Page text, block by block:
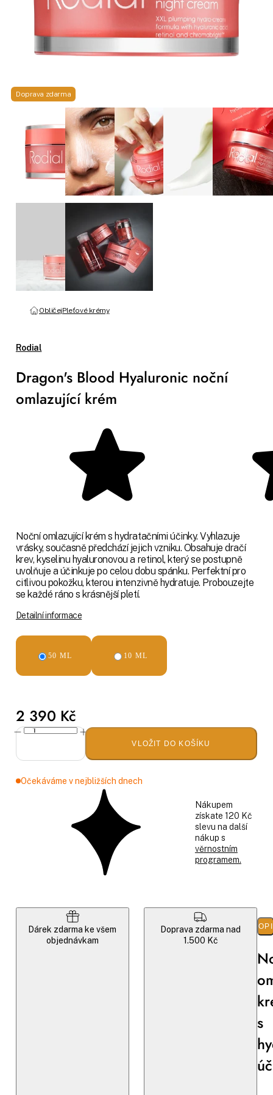
ObličejPleťové krémy
Rodial
Dragon's Blood Hyaluronic noční
omlazující krém
Noční omlazující krém s hydratačními účinky. Vyhlazuje
vrásky, současně předchází jejich vzniku. Obsahuje dračí
krev, kyselinu hyaluronovou a retinol, který se postupně
uvolňuje a účinkuje po celou dobu spánku. Perfektní pro
citlivou pokožku, kterou intenzivně hydratuje. Probouzejte
se každé ráno s krásnější pletí.
Detailní informace
50 ML 10 ML
2 390 Kč
VLOŽIT DO KOŠÍKU
Očekáváme v nejbližších dnech
Nákupem
získate 120 Kč
slevu na další
nákup s
věrnostním
programem.
Dárek zdarma ke všem
objednávkam
Doprava zdarma nad
1.500 Kč
Doprava zdarma
s